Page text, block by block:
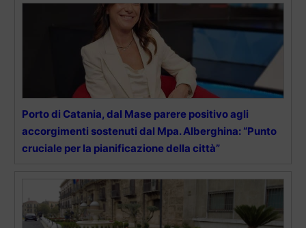
Porto di Catania, dal Mase parere positivo agli
accorgimenti sostenuti dal Mpa. Alberghina: “Punto
cruciale per la pianificazione della città”